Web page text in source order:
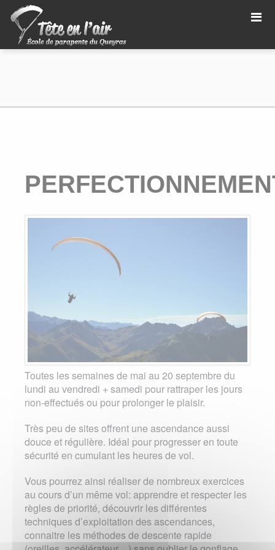
Toutes les semaines de mai au 20 septembre du
lundi au vendredi + samedi pour rattraper les jours
non-effectués ou pour prolonger le plaisir.
Très peu de sites offrent une ascendance aussi
douce et régulière. Idéal pour progresser en toute
sécurité en cumulant les heures de vol.
Vous pourrez ainsi réaliser de nombreux exercices
au cours d’un même vol: apprendre et respecter les
règles de priorité, découvrir les différentes
techniques d’exploitation des ascendances,
connaitre les méthodes de descente rapide